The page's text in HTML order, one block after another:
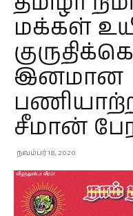
மக்கள்
இனமான
சீமான்
நவம்பர் 18, 2020